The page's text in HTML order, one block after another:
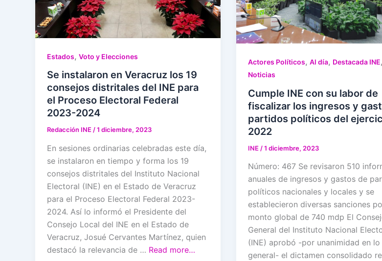
Estados, Voto y Elecciones
Se instalaron en Veracruz los 19
consejos distritales del INE para
el Proceso Electoral Federal
2023-2024
Redacción INE/1 diciembre, 2023
En sesiones ordinarias celebradas este día,
se instalaron en tiempo y forma los 19
consejos distritales del Instituto Nacional
Electoral (INE) en el Estado de Veracruz
para el Proceso Electoral Federal 2023-
2024. Así lo informó el Presidente del
Consejo Local del INE en el Estado de
Veracruz, Josué Cervantes Martínez, quien
destacó la relevancia de … Read more…
Actores Políticos, Al día, Destacada INE,
Noticias
Cumple INE con su labor de
fiscalizar los ingresos y
partidos políticos del
2022
INE /1 diciembre, 2023
Número: 467 Se revisaron 510
anuales de ingresos y gastos de
políticos nacionales y locales y se
establecieron diversas sanciones
monto global de 740 mdp El
General del Instituto Nacional
(INE) aprobó -por unanimidad en lo
general- el dictamen consolidado